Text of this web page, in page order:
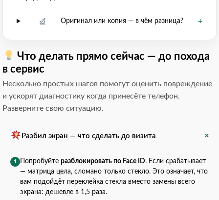
Оригинал или копия — в чём разница? +
Что делать прямо сейчас — до похода
в сервис
Несколько простых шагов помогут оценить повреждение
и ускорят диагностику когда принесёте телефон.
Разверните свою ситуацию.
Разбил экран — что сделать до визита +
1 Попробуйте разблокировать по Face ID. Если срабатывает
— матрица цела, сломано только стекло. Это означает, что
вам подойдёт переклейка стекла вместо замены всего
экрана: дешевле в 1,5 раза.